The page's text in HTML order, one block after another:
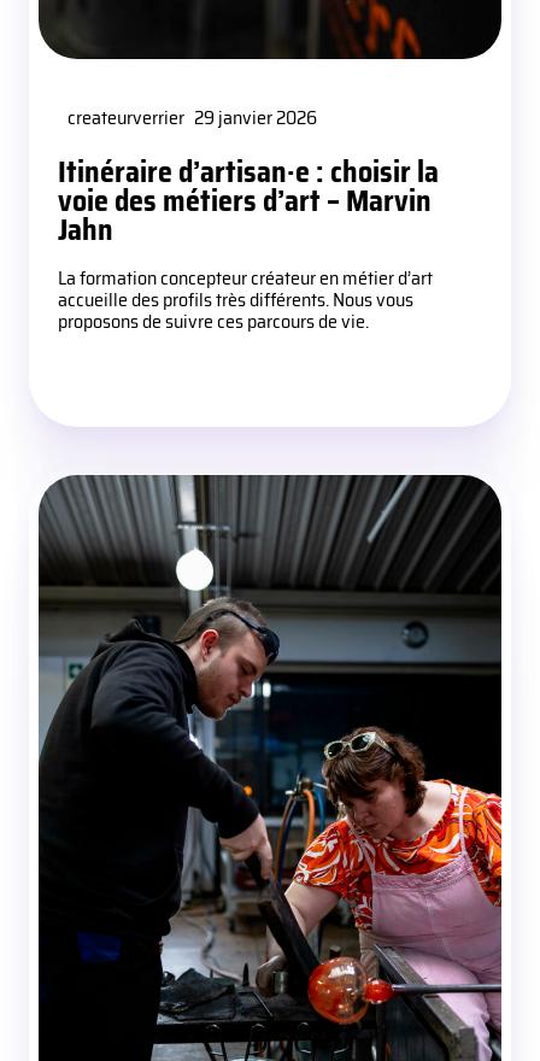
createurverrier 29 janvier 2026
Itinéraire d’artisan·e : choisir la
voie des métiers d’art – Marvin
Jahn
La formation concepteur créateur en métier d’art
accueille des profils très différents. Nous vous
proposons de suivre ces parcours de vie.